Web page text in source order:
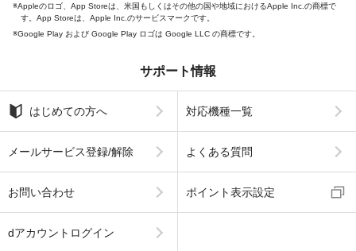
Appleのロゴ、App Storeは、米国もしくはその他の国や地域におけるApple Inc.の商標で
す。App Storeは、Apple Inc.のサービスマークです。
Google Play および Google Play ロゴは Google LLC の商標です。
サポート情報
はじめての方へ 対応機種一覧
メールサービス登録/解除 よくある質問
お問い合わせ ポイント表示設定
dアカウントログイン